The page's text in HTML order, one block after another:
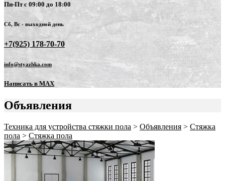
Пн-Пт с 09:00 до 18:00
Сб, Вс - выходной день
+7(925) 178-70-70
info@styazhka.com
Написать в MAX
Объявления
Техника для устройства стяжки пола > Объявления > Стяжка
пола > Стяжка пола